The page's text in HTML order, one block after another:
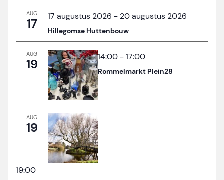
AUG
17 17 augustus 2026 - 20 augustus 2026
Hillegomse Huttenbouw
AUG
19 14:00 -17:00
Rommelmarkt Plein28
AUG
19
19:00